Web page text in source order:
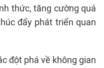
thức, tăng cường quá
đẩy phát triển quan
đột phá về không gian